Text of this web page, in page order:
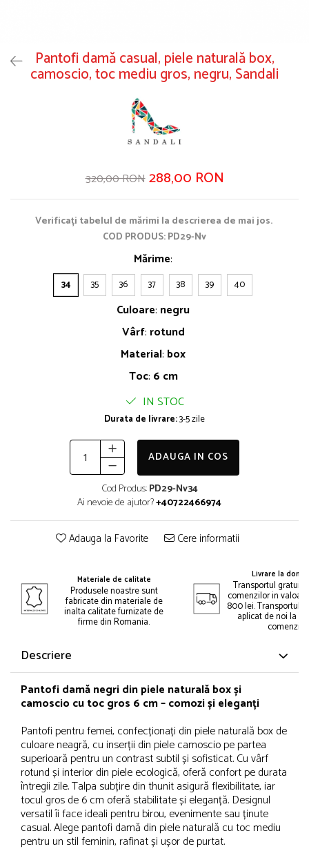
Pantofi damă casual, piele naturală box,
camoscio, toc mediu gros, negru, Sandali
320,00 RON 288,00 RON
Verificați tabelul de mărimi la descrierea de mai jos.
COD PRODUS: PD29-Nv
Mărime:
34 35 36 37 38 39 40
Culoare: negru
Vârf: rotund
Material: box
Toc: 6 cm
IN STOC
Durata de livrare:3-5 zile
ADAUGA IN COS
Cod Produs:PD29-Nv34
Ai nevoie de ajutor?+40722466974
Adauga la Favorite Cere informatii
Materiale de calitate
Produsele noastre sunt
fabricate din materiale de
inalta calitate furnizate de
firme din Romania.
Livrare la
Transportul gratuit
comenzilor in
800 lei. Transportul
aplicat de noi la
comenzii.
Descriere
Pantofi damă negri din piele naturală box și
camoscio cu toc gros 6 cm – comozi și eleganți
Pantofi pentru femei, confecționați din piele naturală box de
culoare neagră, cu inserții din piele camoscio pe partea
superioară pentru un contrast subtil și sofisticat. Cu vârf
rotund și interior din piele ecologică, oferă confort pe durata
întregii zile. Talpa subțire din thunit asigură flexibilitate, iar
tocul gros de 6 cm oferă stabilitate și eleganță. Designul
versatil îi face ideali pentru birou, evenimente sau ținute
casual. Alege pantofi damă din piele naturală cu toc mediu
pentru un stil feminin, rafinat și ușor de purtat.